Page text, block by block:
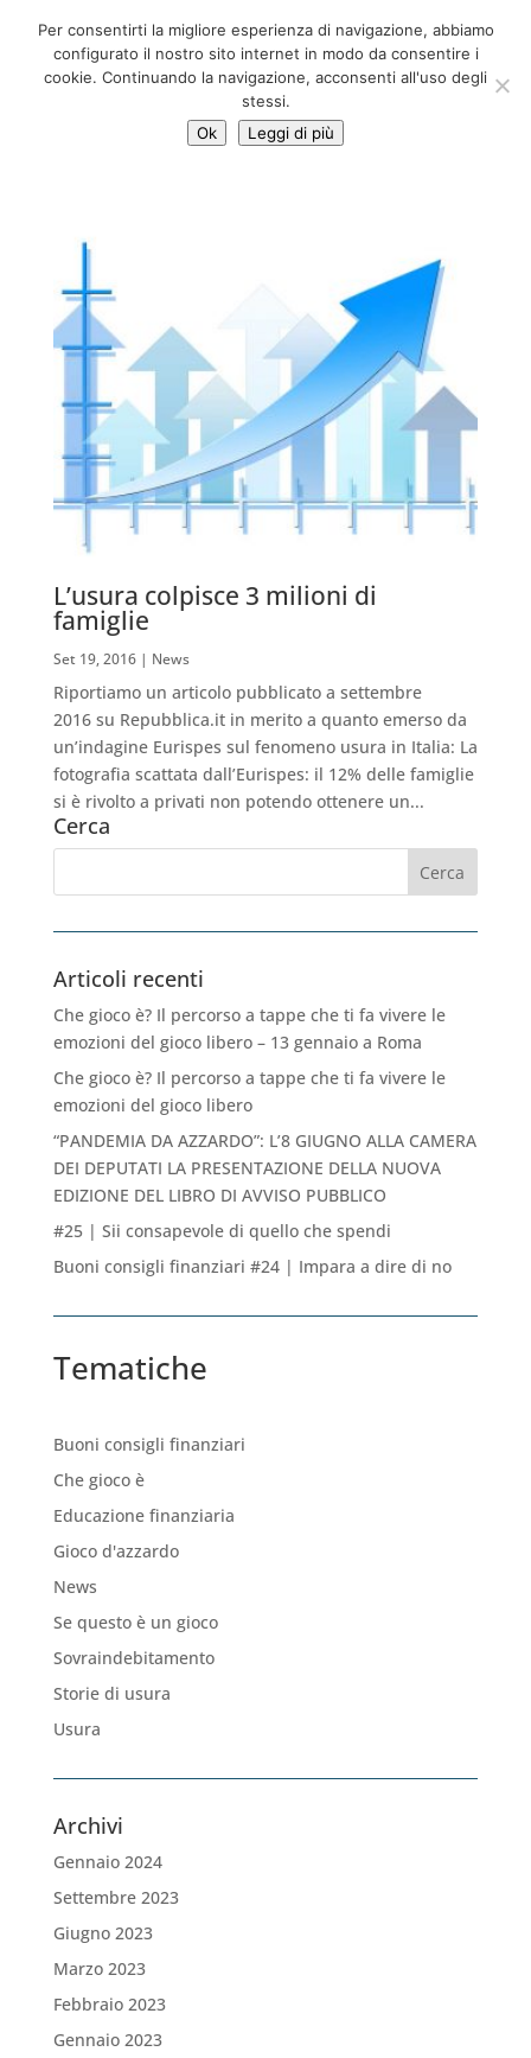
info@adventum.org
L’usura colpisce 3 milioni di
famiglie
Set 19, 2016| News
Riportiamo un articolo pubblicato a settembre
2016 su Repubblica.it in merito a quanto emerso da
un’indagine Eurispes sul fenomeno usura in Italia: La
fotografia scattata dall’Eurispes: il 12% delle famiglie
si è rivolto a privati non potendo ottenere un...
Cerca
Articoli recenti
Che gioco è? Il percorso a tappe che ti fa vivere le
emozioni del gioco libero – 13 gennaio a Roma
Che gioco è? Il percorso a tappe che ti fa vivere le
emozioni del gioco libero
“PANDEMIA DA AZZARDO”: L’8 GIUGNO ALLA CAMERA
DEI DEPUTATI LA PRESENTAZIONE DELLA NUOVA
EDIZIONE DEL LIBRO DI AVVISO PUBBLICO
#25 | Sii consapevole di quello che spendi
Buoni consigli finanziari #24 | Impara a dire di no
Tematiche
Buoni consigli finanziari
Che gioco è
Educazione finanziaria
Gioco d'azzardo
News
Se questo è un gioco
Sovraindebitamento
Storie di usura
Usura
Archivi
Gennaio 2024
Settembre 2023
Giugno 2023
Marzo 2023
Febbraio 2023
Gennaio 2023
Per consentirti la migliore esperienza di navigazione, abbiamo
configurato il nostro sito internet in modo da consentire i
cookie. Continuando la navigazione, acconsenti all'uso degli
stessi.
Ok
Leggi di più